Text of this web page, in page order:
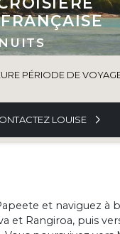
PÉRIODE DE
LOUISE
et naviguez à
et Rangiroa, puis